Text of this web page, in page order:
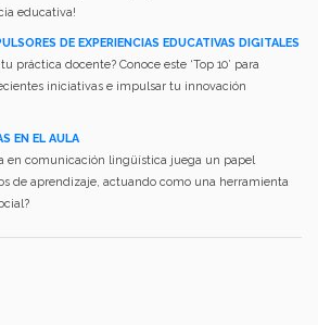
educativa!
DE EXPERIENCIAS EDUCATIVAS DIGITALES
práctica docente? Conoce este ‘Top 10’ para
iniciativas e impulsar tu innovación
EN EL AULA
en comunicación lingüística juega un papel
de aprendizaje, actuando como una herramienta